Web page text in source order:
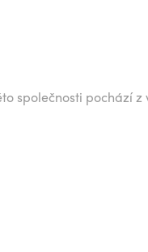
společnosti pochází